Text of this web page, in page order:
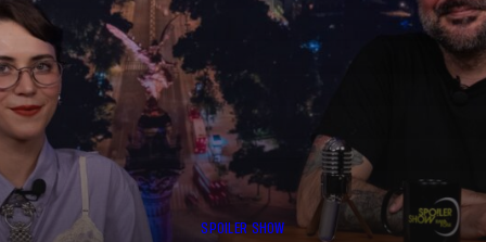
SPOILER SHOW